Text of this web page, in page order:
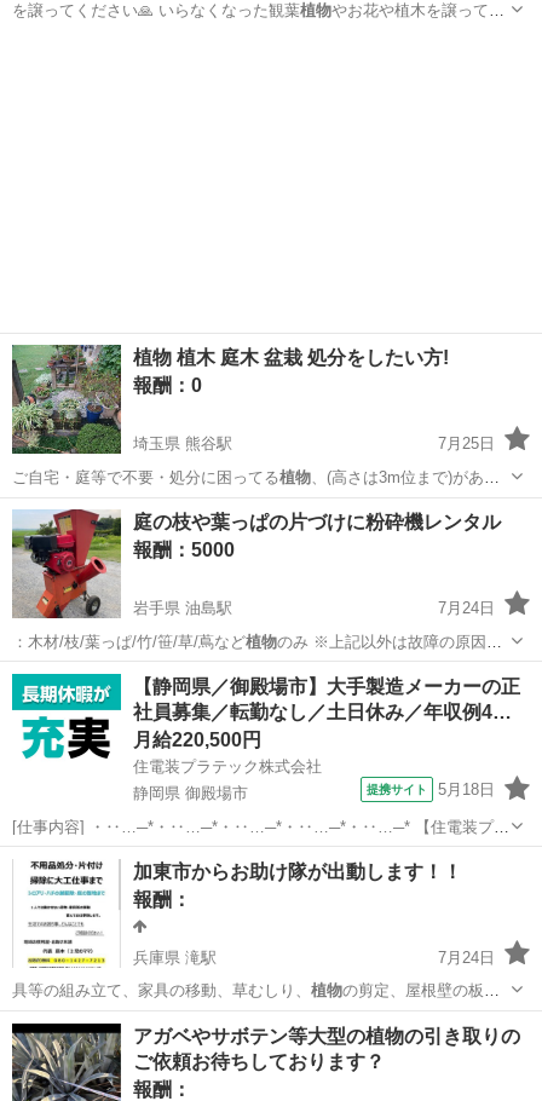
を譲ってください🙏 いらなくなった観葉植物やお花や植木を譲ってく
植物 植木 庭木 盆栽 処分をしたい方!
報酬：0
埼玉県 熊谷駅
7月25日
ご自宅・庭等で不要・処分に困ってる植物、(高さは3m位まで)があり
ましたら頂…
埼玉 熊谷市 熊谷駅 買いたい/ください 植物
庭の枝や葉っぱの片づけに粉砕機レンタル
報酬：5000
岩手県 油島駅
7月24日
：木材/枝/葉っぱ/竹/笹/草/蔦など植物のみ ※上記以外は故障の原因と
なりま…
岩手 一関市 油島駅 手伝いたい/助けたい
【静岡県／御殿場市】大手製造メーカーの正
社員募集／転勤なし／土日休み／年収例4…
月給220,500円
住電装プラテック株式会社
静岡県 御殿場市
提携サイト 5月18日
[仕事内容] ・‥…─*・‥…─*・‥…─*・‥…─*・‥…─* 【住電装プラ
テック株式会社】 当社では、 自動車の情報を伝達する重要な役割を果
たしている、 ワイヤーハーネスの配線の分岐や接続を担うコネクタの
製造を成形・プ...
静岡 御殿場市 工場
加東市からお助け隊が出動します！！
報酬：
兵庫県 滝駅
7月24日
具等の組み立て、家具の移動、草むしり、 植物の剪定、屋根壁の板
金、その他お手伝い、…
兵庫 加東市 滝駅 手伝いたい/助けたい 草むしり
アガベやサボテン等大型の植物の引き取りの
ご依頼お待ちしております？
報酬：